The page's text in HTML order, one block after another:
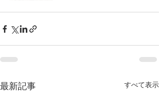
最新記事 すべて表示